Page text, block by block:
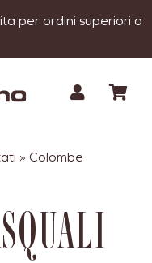
per ordini superiori a
» Colombe